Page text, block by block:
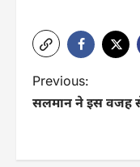
P
o
Previous:
सलमान ने इस वजह